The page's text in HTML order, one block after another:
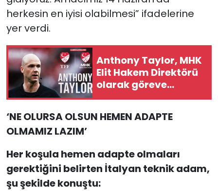
herkesin en iyisi olabilmesi” ifadelerine
yer verdi.
Anthony Taylor, MHK
Elit Hakem Direktörü
olarak göreve
başladı
‘NE OLURSA OLSUN HEMEN ADAPTE
OLMAMIZ LAZIM’
Her koşula hemen adapte olmaları
gerektiğini belirten İtalyan teknik adam,
şu şekilde konuştu: